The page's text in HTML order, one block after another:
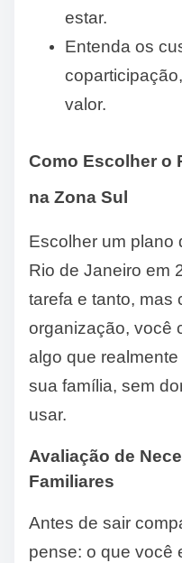
estar.
Entenda os
valor.
Como Escolher o
na Zona Sul
Escolher um plano
Rio de Janeiro em
tarefa e tanto, mas
organização, você
algo que
sua família, sem
usar.
Avaliação de
Familiares
Antes de sair
pense: o que você